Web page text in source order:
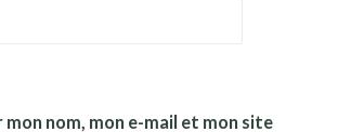
nom, mon e-mail et mon site